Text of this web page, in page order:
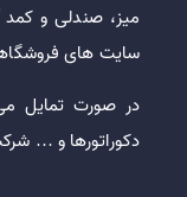
میز، صندلی و کمد
سایت های
در صورت تمایل
دکوراتورها و …